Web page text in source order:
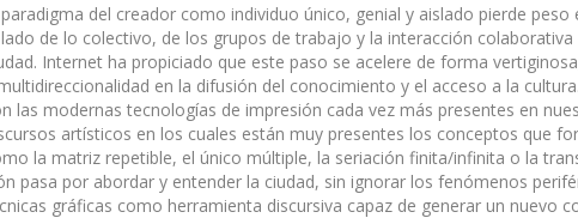
paradigma del creador como individuo único, genial y aislado pierde
de lo colectivo, de los grupos de trabajo y la interacción
Internet ha propiciado que este paso se acelere de forma
en la difusión del conocimiento y el acceso a la
las modernas tec­nologías de impresión cada vez más presentes en
artísticos en los cuales están muy presentes los conceptos que
la matriz repetible, el único múltiple, la seriación finita/infinita o la
pasa por abordar y entender la ciudad, sin ignorar los fenómenos
gráficas como herramienta discursiva capaz de generar un nuevo